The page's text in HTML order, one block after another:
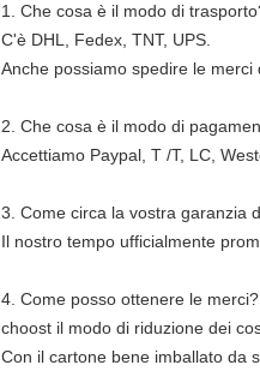
1. Che cosa è il modo di
C'è DHL, Fedex, TNT, UPS.
Anche possiamo spedire le
2. Che cosa è il modo di
Accettiamo Paypal, T /T, LC,
3. Come circa la vostra garanzia
Il nostro tempo ufficialmente
4. Come posso ottenere le merci?
choost il modo di riduzione dei
Con il cartone bene imballato da